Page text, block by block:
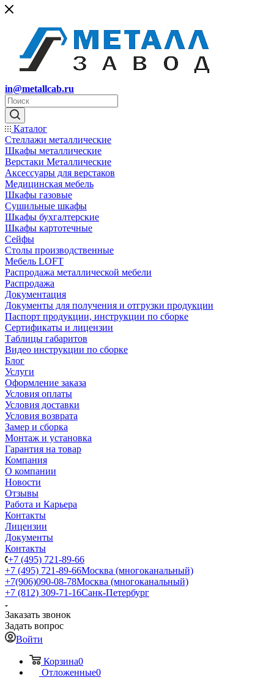
in@metallcab.ru
Каталог
Стеллажи металлические
Шкафы металлические
Верстаки Металлические
Аксессуары для верстаков
Медицинская мебель
Шкафы газовые
Сушильные шкафы
Шкафы бухгалтерские
Шкафы картотечные
Сейфы
Столы производственные
Мебель LOFT
Распродажа металлической мебели
Распродажа
Документация
Документы для получения и отгрузки продукции
Паспорт продукции, инструкции по сборке
Сертификаты и лицензии
Таблицы габаритов
Видео инструкции по сборке
Блог
Услуги
Оформление заказа
Условия оплаты
Условия доставки
Условия возврата
Замер и сборка
Монтаж и установка
Гарантия на товар
Компания
О компании
Новости
Отзывы
Работа и Карьера
Контакты
Лицензии
Документы
Контакты
+7 (495) 721-89-66
+7 (495) 721-89-66Москва (многоканальный)
+7(906)090-08-78Москва (многоканальный)
+7 (812) 309-71-16Санк-Петербург
Заказать звонок
Задать вопрос
Войти
Корзина0
Отложенные0